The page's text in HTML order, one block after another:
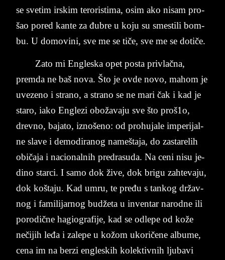
se svetim ir­skim te­ro­ri­sti­ma, osim ako ni­sam pro­
šao po­red kan­te za đubre u ko­ju su sme­sti­li bom­
bu. U do­mo­vi­ni, sve me se tiče, sve me se dotiče.
Zato mi En­gle­ska opet po­sta pri­vlačna,
prem­da ne baš nova. Što je ovde novo, ma­hom je
uve­ze­no i stra­no, a stra­no se ne mari čak i kad je
sta­ro, iako En­gle­zi obožava­ju sve što proš1o,
drev­no, ba­ja­to, iz­no­še­no: od pro­hu­ja­le im­pe­ri­jal­
ne sla­ve i de­mo­di­ra­nog nameštaja, do za­sta­re­lih
običaja i na­ci­o­nal­nih pred­ra­su­da. Na ceni ni­su­ je­
di­no star­ci. I samo dok žive, dok bri­gu zah­te­va­ju,
dok ko­šta­ju. Kad umru, te pređu s tan­kog držav­
nog i fa­mi­li­jar­nog budžeta u in­ven­tar na­rod­ne ili
porodične ha­giogra­fi­je, kad se od­le­pe od kože
nečijih leđa i za­le­pe u kožom uko­ričene al­bu­me,
cena im na ber­zi en­gle­skih ko­lek­tiv­nih lju­ba­vi